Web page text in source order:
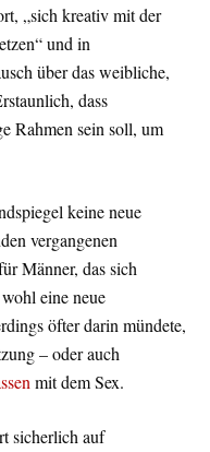
„sich kreativ mit der
und in
über das weibliche,
dass
Rahmen sein soll, um
keine neue
vergangenen
Männer, das sich
eine neue
öfter darin mündete,
– oder auch
mit dem Sex.
sicherlich auf